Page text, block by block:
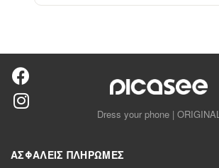
Dress your phone | ORIGINAL
ΑΣΦΑΛΕΊΣ ΠΛΗΡΩΜΈΣ